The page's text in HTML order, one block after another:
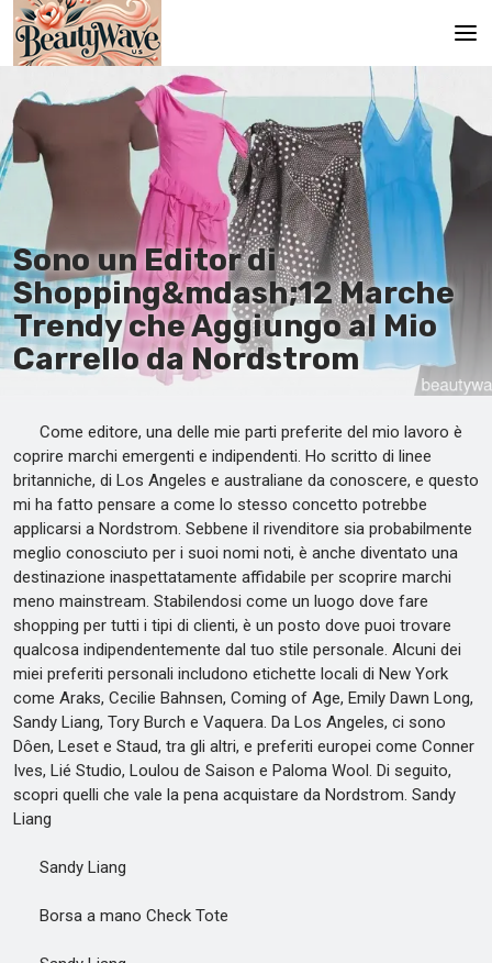
Pagina principale
En
Es
Ru
It
De
Sono un Editor di
Shopping&mdash;12 Marche
Trendy che Aggiungo al Mio
Carrello da Nordstrom
Come editore, una delle mie parti preferite del mio lavoro è
coprire marchi emergenti e indipendenti. Ho scritto di linee
britanniche, di Los Angeles e australiane da conoscere, e questo
mi ha fatto pensare a come lo stesso concetto potrebbe
applicarsi a Nordstrom. Sebbene il rivenditore sia probabilmente
meglio conosciuto per i suoi nomi noti, è anche diventato una
destinazione inaspettatamente affidabile per scoprire marchi
meno mainstream. Stabilendosi come un luogo dove fare
shopping per tutti i tipi di clienti, è un posto dove puoi trovare
qualcosa indipendentemente dal tuo stile personale. Alcuni dei
miei preferiti personali includono etichette locali di New York
come Araks, Cecilie Bahnsen, Coming of Age, Emily Dawn Long,
Sandy Liang, Tory Burch e Vaquera. Da Los Angeles, ci sono
Dôen, Leset e Staud, tra gli altri, e preferiti europei come Conner
Ives, Lié Studio, Loulou de Saison e Paloma Wool. Di seguito,
scopri quelli che vale la pena acquistare da Nordstrom. Sandy
Liang
Sandy Liang
Borsa a mano Check Tote